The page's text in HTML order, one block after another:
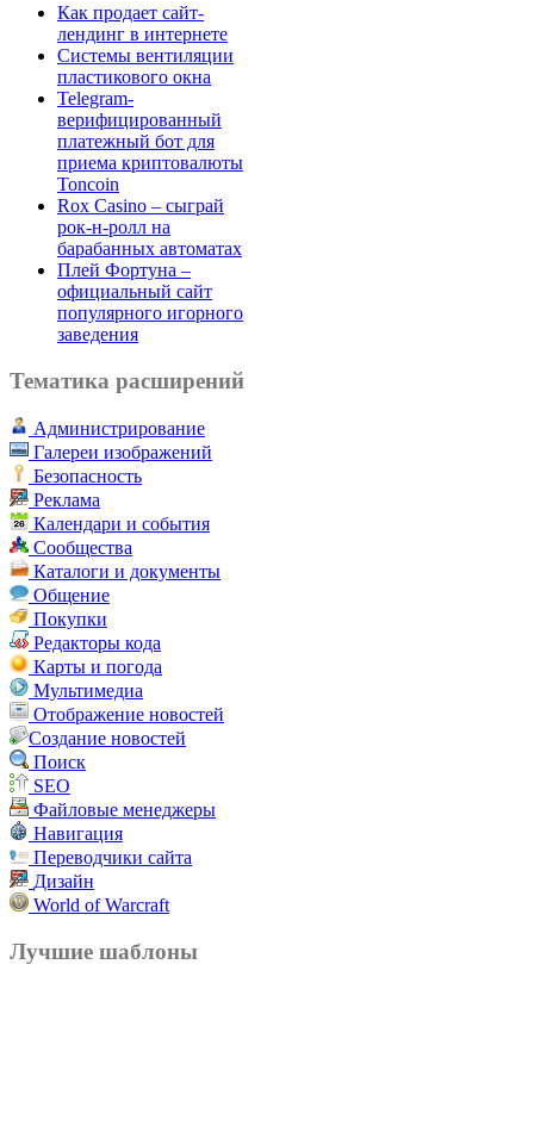
Как продает сайт-
лендинг в интернете
Системы вентиляции
пластикового окна
Telegram-
верифицированный
платежный бот для
приема криптовалюты
Toncoin
Rox Casino – сыграй
рок-н-ролл на
барабанных автоматах
Плей Фортуна –
официальный сайт
популярного игорного
заведения
Тематика расширений
Администрирование
Галереи изображений
Безопасность
Реклама
Календари и события
Сообщества
Каталоги и документы
Общение
Покупки
Редакторы кода
Карты и погода
Мультимедиа
Отображение новостей
Создание новостей
Поиск
SEO
Файловые менеджеры
Навигация
Переводчики сайта
Дизайн
World of Warcraft
Лучшие шаблоны